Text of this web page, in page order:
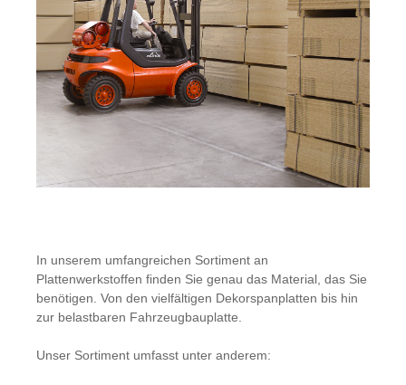
In unserem umfangreichen Sortiment an
Plattenwerkstoffen finden Sie genau das Material, das Sie
benötigen. Von den vielfältigen Dekorspanplatten bis hin
zur belastbaren Fahrzeugbauplatte.
Unser Sortiment umfasst unter anderem: